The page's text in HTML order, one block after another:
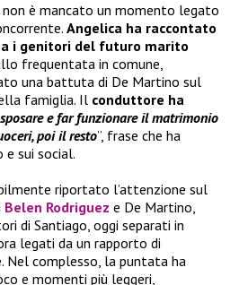
è mancato un momento legato
Angelica ha raccontato
i genitori del futuro marito
frequentata in comune,
una battuta di De Martino sul
famiglia. Il conduttore ha
e far funzionare il matrimonio
poi il resto”, frase che ha
sui social.
riportato l’attenzione sul
Belen Rodriguez e De Martino,
di Santiago, oggi separati in
legati da un rapporto di
Nel complesso, la puntata ha
e momenti più leggeri,